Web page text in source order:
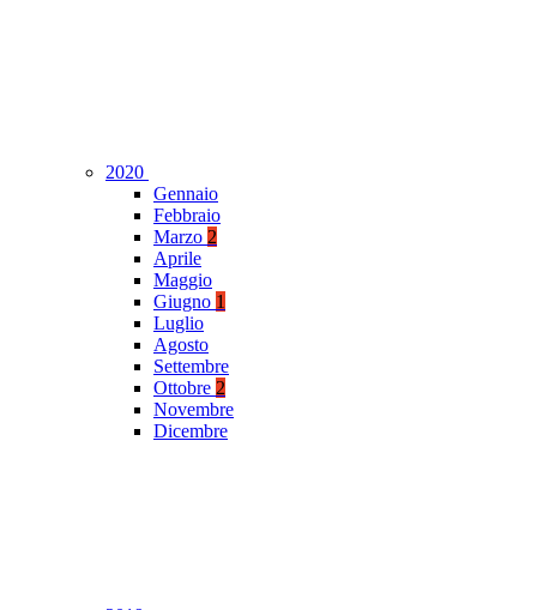
2020
Gennaio
Febbraio
Marzo 2
Aprile
Maggio
Giugno 1
Luglio
Agosto
Settembre
Ottobre 2
Novembre
Dicembre